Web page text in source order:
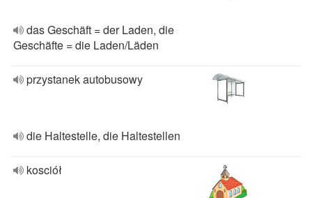
das Geschäft = der Laden, die
Geschäfte = die Laden/Läden
przystanek autobusowy
die Haltestelle, die Haltestellen
kosciół